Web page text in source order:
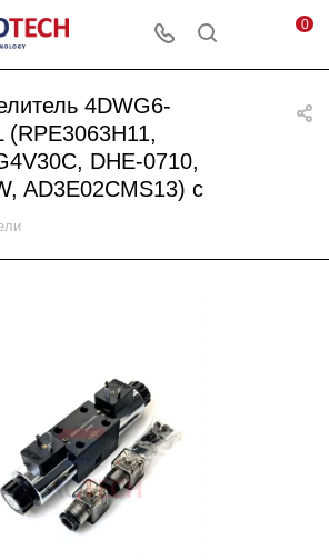
0
4DWG6-
(RPE3063H11,
DHE-0710,
AD3E02CMS13) с